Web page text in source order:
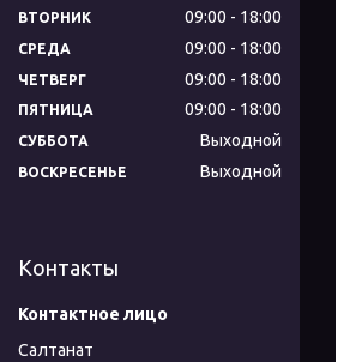
ВТОРНИК 09:00 18:00
СРЕДА 09:00 18:00
ЧЕТВЕРГ 09:00 18:00
ПЯТНИЦА 09:00 18:00
СУББОТА Выходной
ВОСКРЕСЕНЬЕ Выходной
Контакты
Салтанат